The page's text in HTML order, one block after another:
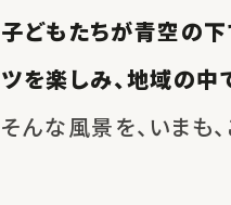
子どもたちが青空の下
ツを楽しみ、地域の中
そんな風景を、いまも